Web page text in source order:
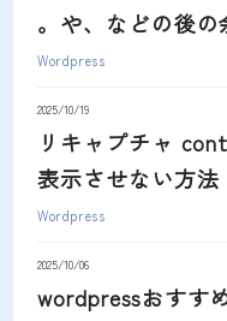
。や、などの後
Wordpress
2025/10/19
リキャプチャ
表示させない方法
Wordpress
2025/10/06
wordpressおすす